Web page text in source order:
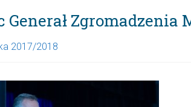
Generał
2017/2018